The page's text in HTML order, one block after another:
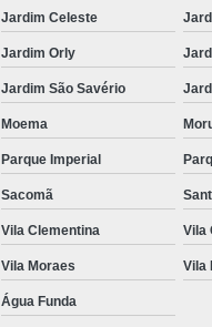
Jardim Celeste
Jardim Orly
Jardim São Savério
Moema
Parque Imperial
Sacomã
Vila Clementina Vila
Vila Moraes Vila
Água Funda